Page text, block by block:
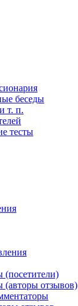
беседы
т. п.
тесты
отзывов)